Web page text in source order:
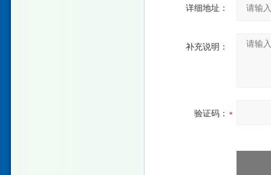
详细地址：
补充说明：
验证码：